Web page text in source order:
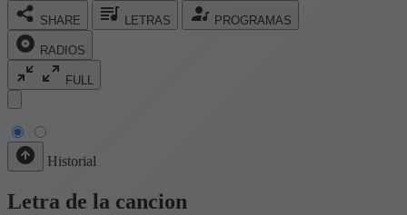
SHARE LETRAS PROGRAMAS
RADIOS
FULL
Historial
Letra de la cancion